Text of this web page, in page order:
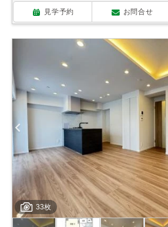
見学予約 お問合せ
33枚